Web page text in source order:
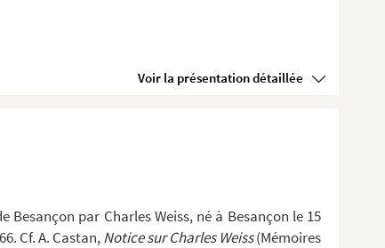
Voir la présentation détaillée
par Charles Weiss, né à Besançon le 15
Cf. A. Castan,Notice sur Charles Weiss(Mémoires